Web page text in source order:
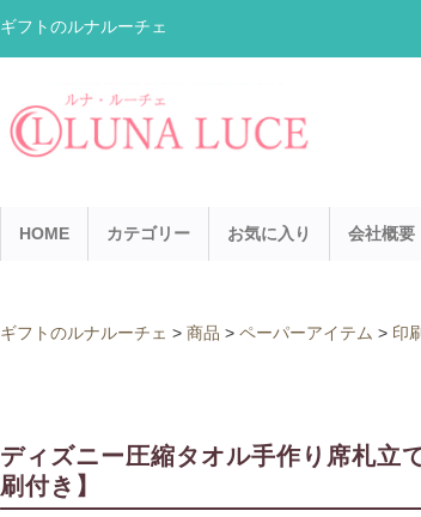
ギフトのルナルーチェ
HOME カテゴリー お気に入り 会社概要
ギフトのルナルーチェ > 商品 > ペーパーアイテム > 印
ディズニー圧縮タオル手作り席札
刷付き】